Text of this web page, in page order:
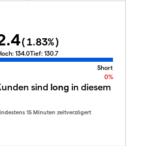
(1.83%)
134.0Tief: 130.7
Short
0%
sind long in diesem
15 Minuten zeitverzögert